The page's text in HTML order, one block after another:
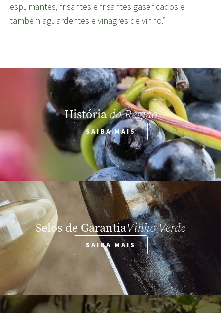
espumantes, frisantes e frisantes gaseificados e
também aguardentes e vinagres de vinho.”
Históriada Região
SAIBA MAIS
Selos de GarantiaVinho Verde
SAIBA MAIS